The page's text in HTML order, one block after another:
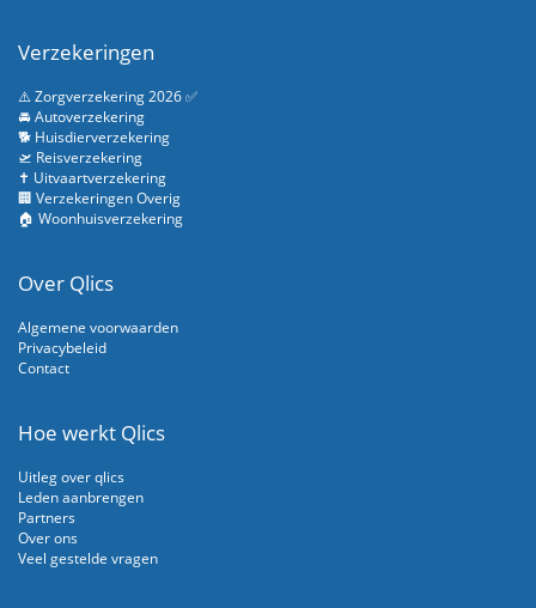
Verzekeringen
⚠️ Zorgverzekering 2026 ✅
🚘 Autoverzekering
🐕 Huisdierverzekering
🛫 Reisverzekering
✝️ Uitvaartverzekering
🏢 Verzekeringen Overig
🏠 Woonhuisverzekering
Over Qlics
Algemene voorwaarden
Privacybeleid
Contact
Hoe werkt Qlics
Uitleg over qlics
Leden aanbrengen
Partners
Over ons
Veel gestelde vragen